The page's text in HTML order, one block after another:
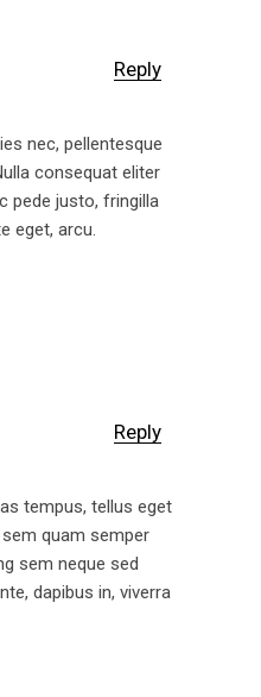
Reply
nec, pellentesque
consequat eliter
pede justo, fringilla
eget, arcu.
Reply
tempus, tellus eget
quam semper
sem neque sed
dapibus in, viverra